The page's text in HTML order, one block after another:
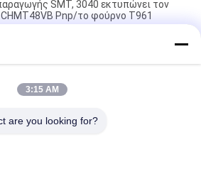
SMT, 3040 εκτυπώνει τον
Pnp/το φούρνο T961
ακρίβεια Μικρή γραμμή
144pin IC
του Full Auto υψηλής επίδοσης για
3:15 AM
are you looking for?